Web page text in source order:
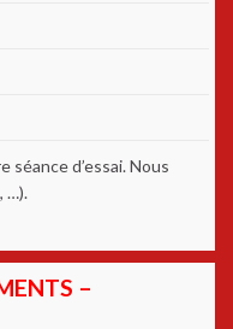
d’essai. Nous
…).
–